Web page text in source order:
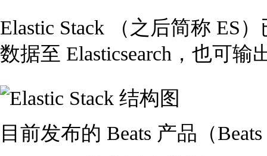
Elastic Stack （之后简称 ES
数据至 Elasticsearch，也可输
目前发布的 Beats 产品（